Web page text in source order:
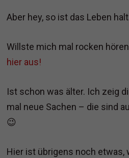
Aber hey, so ist das Leben
Willste mich mal rocken
hier aus!
Ist schon was älter. Ich zeig
mal neue Sachen – die sind
😉
Hier ist übrigens noch etwas,